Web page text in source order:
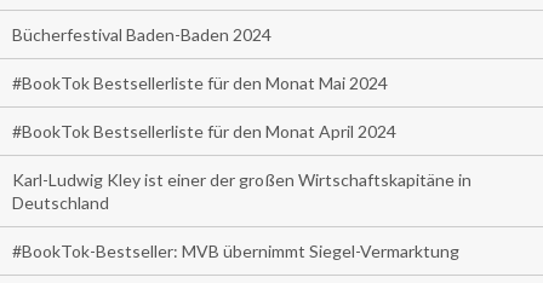
Bücherfestival Baden-Baden 2024
#BookTok Bestsellerliste für den Monat Mai 2024
#BookTok Bestsellerliste für den Monat April 2024
Karl-Ludwig Kley ist einer der großen Wirtschaftskapitäne in
Deutschland
#BookTok-Bestseller: MVB übernimmt Siegel-Vermarktung